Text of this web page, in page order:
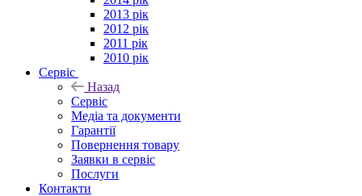
2013 рік
2012 рік
2011 рік
2010 рік
Сервіс
Назад
Сервіс
Медіа та документи
Гарантії
Повернення товару
Заявки в сервіс
Послуги
Контакти